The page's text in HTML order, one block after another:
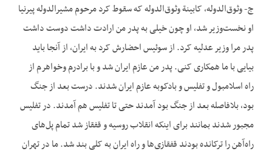
ج- وثوق‌الدوله، کابينة وثوق‌الدوله که سقوط کرد مرحوم مشیرالدوله پیرنیا
او نخست‌وزیر شد، او چون خیلی به پدر من ارادت داشت دوست داشت
پدر مرا وزير عدلیه کرد. از سوئیس احضارش کرد به ایران، از آنجا باید
بیایی با ما همکاری کنی. پدر من عازم ایران شد و با برادرم وخواهرم از
راه اسلامبول و تفليس و بادکوبه عازم ایران شدند. درست بعد از جنگ
بود، بلافاصله بعد از جنگ بود آمدند حتی تا تفلیس هم آمدند. در تفلیس
مجبور شدند بمانند برای اینکه انقلاب روسیه و قفقاز شد تمام پل‌های
راه‌آهن را ترکانده بودند قفقازی‌ها و راه ایران به کلی بند شد. ما در تهران